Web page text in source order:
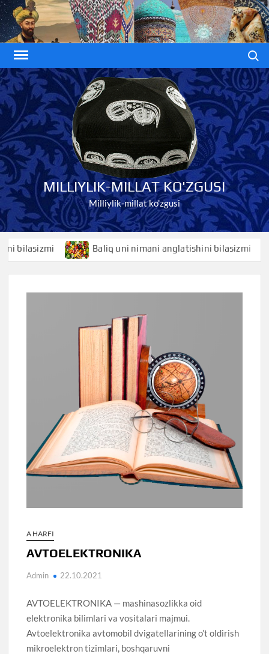
Skip
to
content
MILLIYLIK-MILLAT KO'ZGUSI
Milliylik-millat ko'zgusi
Baliq uni nimani anglatishini bilasizmi
A HARFI
AVTOELEKTRONIKA
Admin 22.10.2021
AVTOELEKTRONIKA — mashinasozlikka oid
elektronika bilimlari va vositalari majmui.
Avtoelektronika avtomobil dvigatellarining o’t oldirish
mikroelektron tizimlari, boshqaruvni